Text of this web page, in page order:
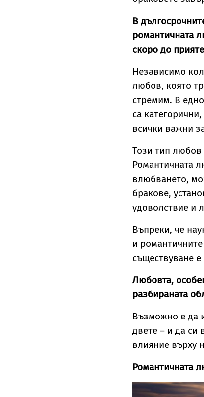
В
романтичната
скоро до
Независимо
любов, която
стремим. В
са
всички важни
Този тип любов
Романтичната
влюбването,
бракове,
удоволствие и
Въпреки, че
и
съществуване
Любовта,
разбираната
Възможно е да
двете – и да си
влияние върху
Романтичната